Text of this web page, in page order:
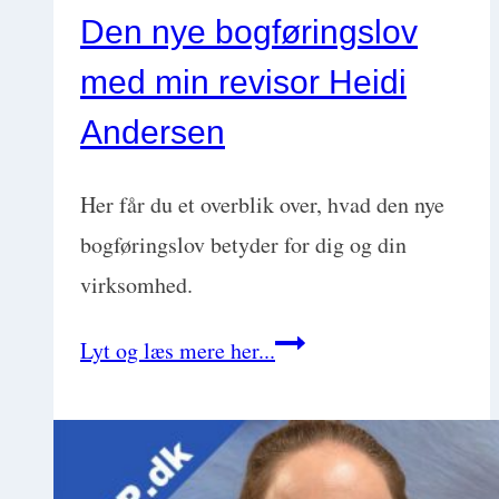
Den nye bogføringslov
med min revisor Heidi
Andersen
Her får du et overblik over, hvad den nye
bogføringslov betyder for dig og din
virksomhed.
Lyt og læs mere her...Den
bogføringslov
med